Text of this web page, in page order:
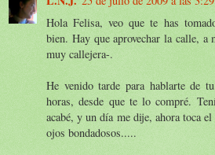
Hola Felisa, veo que te has
bien. Hay que aprovechar la calle,
muy callejera-.
He venido tarde para hablarte de
horas, desde que te lo compré.
acabé, y un día me dije, ahora toca
ojos bondadosos.....